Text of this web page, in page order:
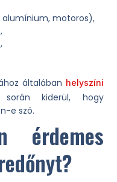
motoros),
általában helyszíni
kiderül, hogy
e szó.
érdemes